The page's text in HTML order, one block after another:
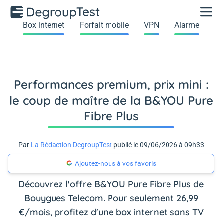
Box internet Forfait mobile VPN Alarme
Performances premium, prix mini :
le coup de maître de la B&YOU Pure
Fibre Plus
Par La Rédaction DegroupTest publié le 09/06/2026 à 09h33
Ajoutez-nous à vos favoris
Découvrez l'offre B&YOU Pure Fibre Plus de
Bouygues Telecom. Pour seulement 26,99
€/mois, profitez d'une box internet sans TV